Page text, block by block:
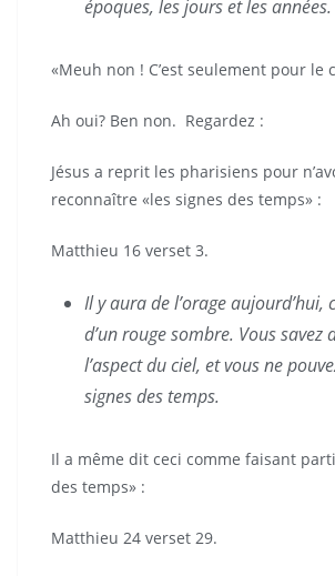
époques, les jours et les années.
«Meuh non ! C’est seulement pour le
Ah oui? Ben non. Regardez :
Jésus a reprit les pharisiens pour
reconnaître «les signes des temps» :
Matthieu 16 verset 3.
Il y aura de l’orage aujourd’hui,
d’un rouge sombre. Vous savez
l’aspect du ciel, et vous ne
signes des temps.
Il a même dit ceci comme faisant
des temps» :
Matthieu 24 verset 29.